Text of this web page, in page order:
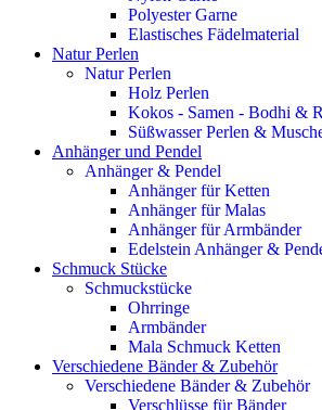
Polyester Garne
Elastisches Fädelmaterial
Natur Perlen
Natur Perlen
Holz Perlen
Kokos - Samen - Bodhi &
Süßwasser Perlen &
Anhänger und Pendel
Anhänger & Pendel
Anhänger für Ketten
Anhänger für Malas
Anhänger für Armbänder
Edelstein Anhänger &
Schmuck Stücke
Schmuckstücke
Ohrringe
Armbänder
Mala Schmuck Ketten
Verschiedene Bänder & Zubehör
Verschiedene Bänder & Zubehör
Verschlüsse für Bänder